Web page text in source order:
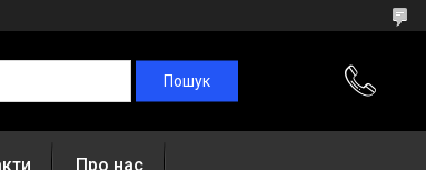
Про нас